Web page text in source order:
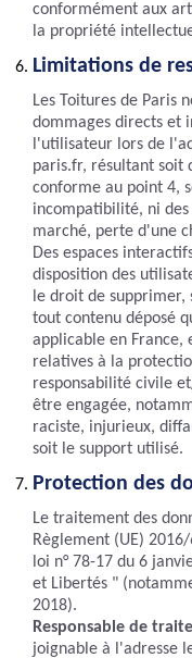
conformément aux
la propriété
Limitations de
Les Toitures de Paris
dommages directs et
l'utilisateur lors de
paris.fr, résultant soit
conforme au point 4,
incompatibilité, ni
marché, perte d'une
Des espaces
disposition des
le droit de supprimer,
tout contenu déposé
applicable en France,
relatives à la
responsabilité civile
être engagée,
raciste, injurieux,
soit le support utilisé.
Protection des
Le traitement des
Règlement (UE)
loi n° 78-17 du 6
et Libertés "
2018).
Responsable de
joignable à l'adresse